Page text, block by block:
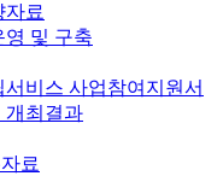
자료
영 및 구축
비스 사업참여지원서
개최결과
료